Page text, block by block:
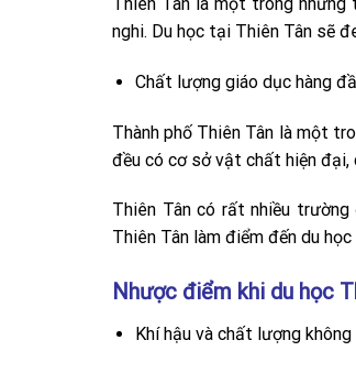
nghi. Du học tại Thiên Tân sẽ
Chất lượng giáo dục hàng
Thành phố Thiên Tân là một
đều có cơ sở vật chất hiện
Thiên Tân có rất nhiều trường
Thiên Tân làm điểm đến du
Nhược điểm khi du học
Khí hậu và chất lượng không